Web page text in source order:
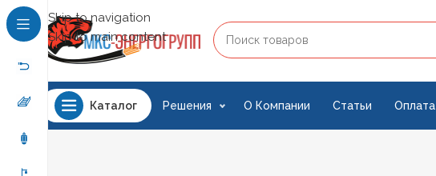
Skip to navigation
Skip to main content
Каталог Решения О Компании Статьи Оплата